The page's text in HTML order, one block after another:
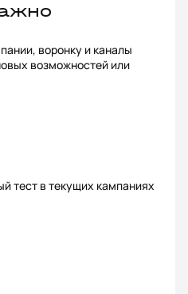
воронку и каналы
возможностей или
тест в текущих кампаниях